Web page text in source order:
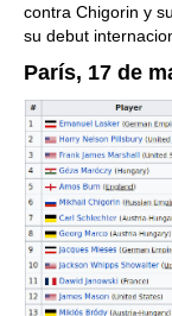
contra Chigorin y
su debut
París, 17 de